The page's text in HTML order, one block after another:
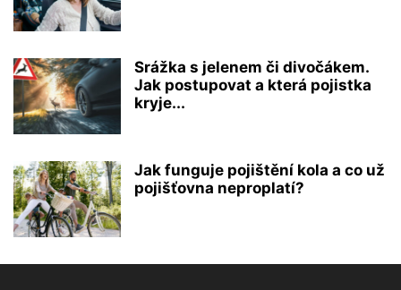
Srážka s jelenem či divočákem.
Jak postupovat a která pojistka
kryje...
Jak funguje pojištění kola a co už
pojišťovna neproplatí?